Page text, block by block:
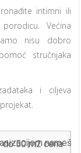
intimni ili
Većina
nisu dobro
stručnjaka
i ciljeva
50 m2 cena